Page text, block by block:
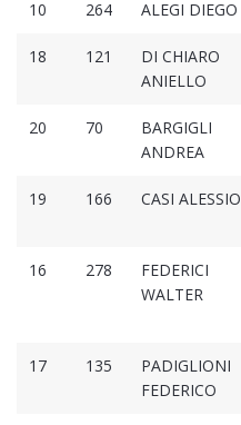
10 264 ALEGI DIEGO
18 121
DI CHIARO
ANIELLO
20 70
BARGIGLI
ANDREA
19 166 CASI ALESSIO
16 278
FEDERICI
WALTER
17 135
PADIGLIONI
FEDERICO